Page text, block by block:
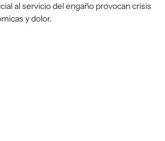
al servicio del engaño provocan crisis
y dolor.